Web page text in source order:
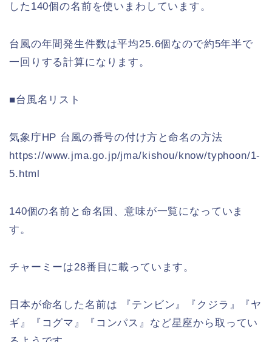
した140個の名前を使いまわしています。
台風の年間発生件数は平均25.6個なので約5年半で
一回りする計算になります。
■台風名リスト
気象庁HP 台風の番号の付け方と命名の方法
https://www.jma.go.jp/jma/kishou/know/typhoon/1-
5.html
140個の名前と命名国、意味が一覧になっていま
す。
チャーミーは28番目に載っています。
日本が命名した名前は 『テンビン』『クジラ』『ヤ
ギ』『コグマ』『コンパス』など星座から取ってい